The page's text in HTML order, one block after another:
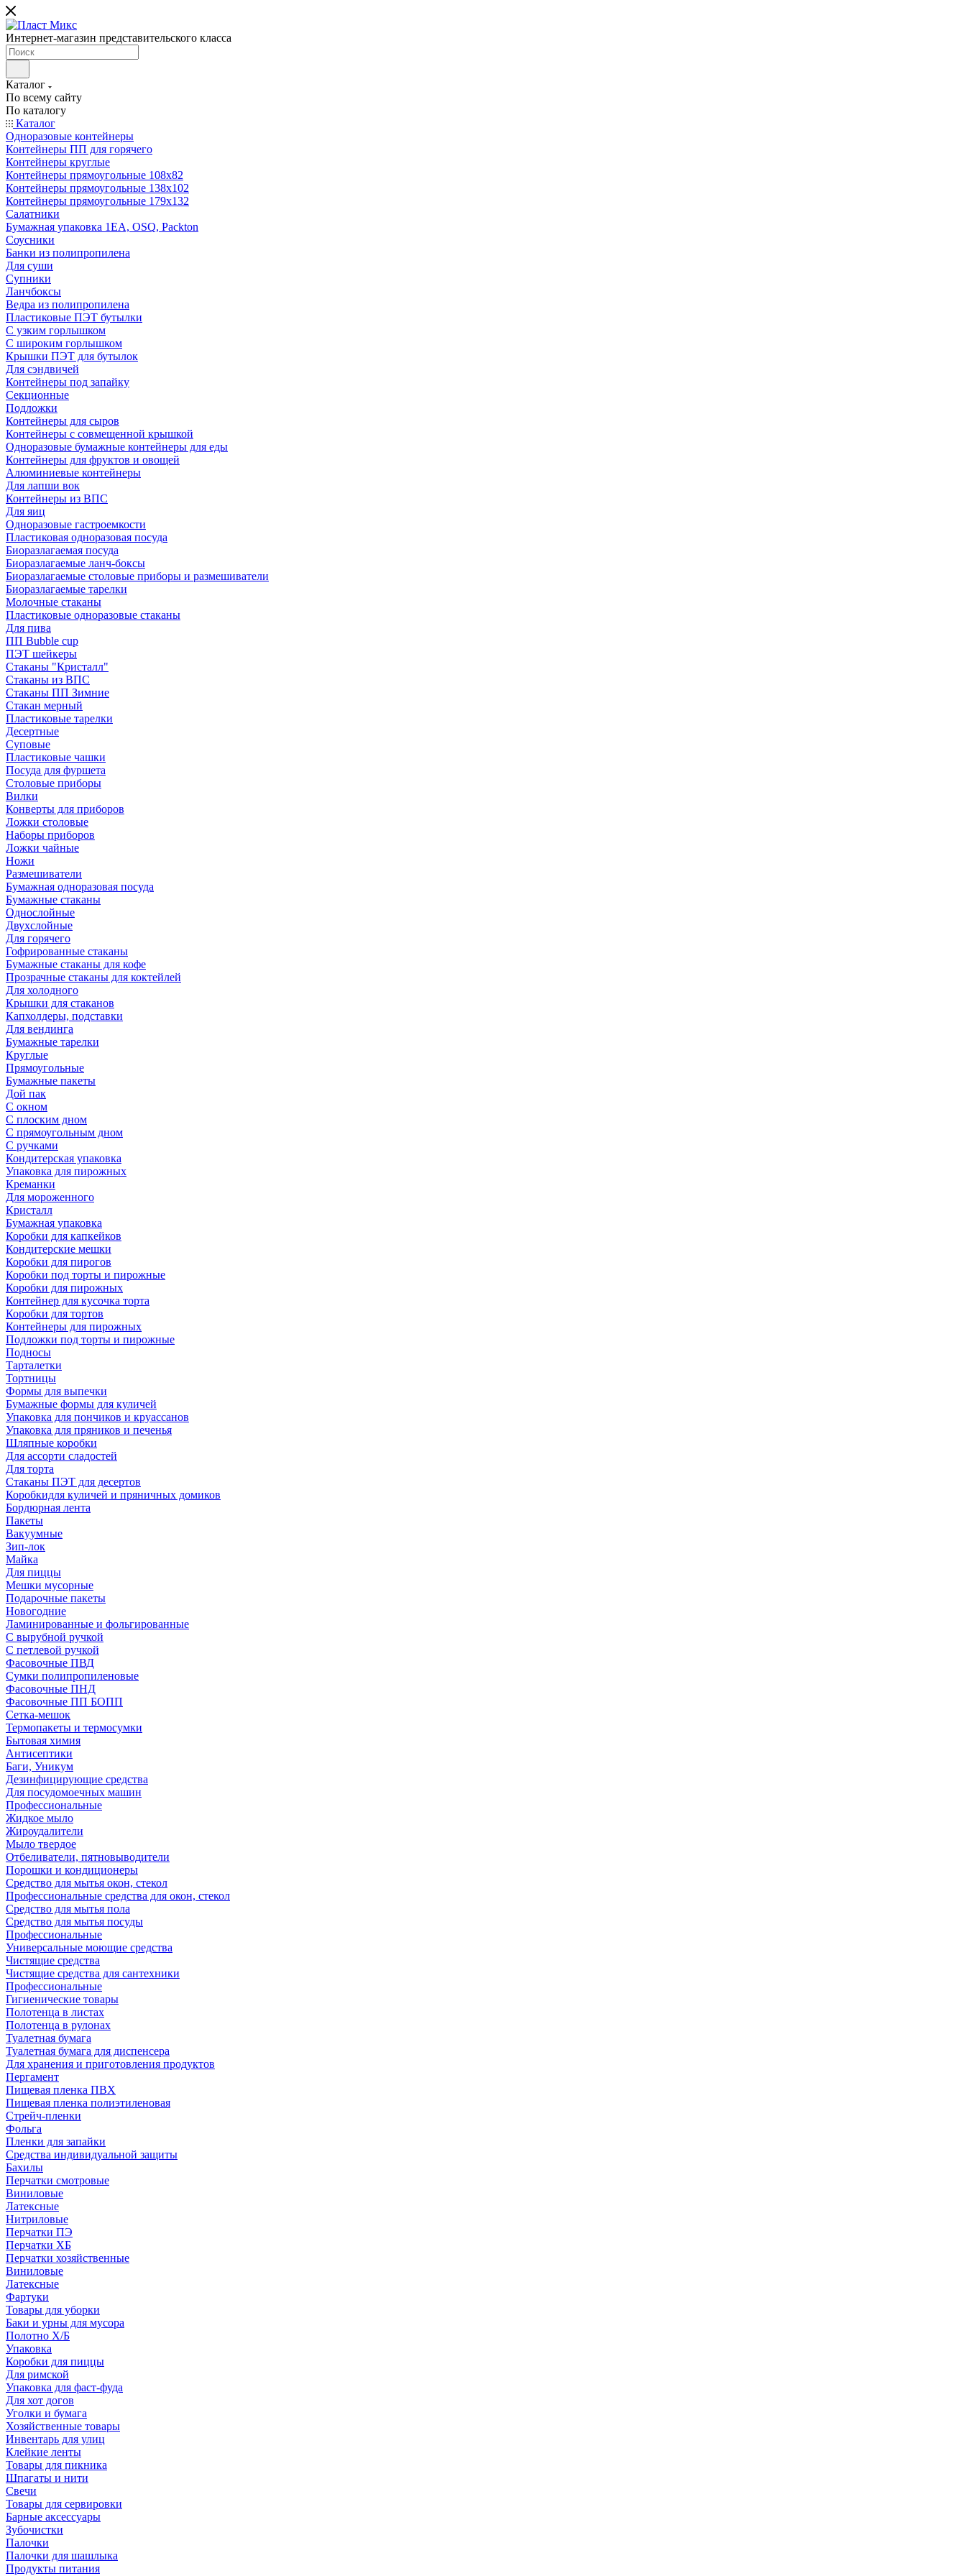
Интернет-магазин представительского класса
Каталог
По всему сайту
По каталогу
Каталог
Одноразовые контейнеры
Контейнеры ПП для горячего
Контейнеры круглые
Контейнеры прямоугольные 108х82
Контейнеры прямоугольные 138х102
Контейнеры прямоугольные 179х132
Салатники
Бумажная упаковка 1ЕА, OSQ, Packton
Соусники
Банки из полипропилена
Для суши
Супники
Ланчбоксы
Ведра из полипропилена
Пластиковые ПЭТ бутылки
С узким горлышком
С широким горлышком
Крышки ПЭТ для бутылок
Для сэндвичей
Контейнеры под запайку
Секционные
Подложки
Контейнеры для сыров
Контейнеры с совмещенной крышкой
Одноразовые бумажные контейнеры для еды
Контейнеры для фруктов и овощей
Алюминиевые контейнеры
Для лапши вок
Контейнеры из ВПС
Для яиц
Одноразовые гастроемкости
Пластиковая одноразовая посуда
Биоразлагаемая посуда
Биоразлагаемые ланч-боксы
Биоразлагаемые столовые приборы и размешиватели
Биоразлагаемые тарелки
Молочные стаканы
Пластиковые одноразовые стаканы
Для пива
ПП Bubble cup
ПЭТ шейкеры
Стаканы "Кристалл"
Стаканы из ВПС
Стаканы ПП Зимние
Стакан мерный
Пластиковые тарелки
Десертные
Суповые
Пластиковые чашки
Посуда для фуршета
Столовые приборы
Вилки
Конверты для приборов
Ложки столовые
Наборы приборов
Ложки чайные
Ножи
Размешиватели
Бумажная одноразовая посуда
Бумажные стаканы
Однослойные
Двухслойные
Для горячего
Гофрированные стаканы
Бумажные стаканы для кофе
Прозрачные стаканы для коктейлей
Для холодного
Крышки для стаканов
Капхолдеры, подставки
Для вендинга
Бумажные тарелки
Круглые
Прямоугольные
Бумажные пакеты
Дой пак
С окном
С плоским дном
С прямоугольным дном
С ручками
Кондитерская упаковка
Упаковка для пирожных
Креманки
Для мороженного
Кристалл
Бумажная упаковка
Коробки для капкейков
Кондитерские мешки
Коробки для пирогов
Коробки под торты и пирожные
Коробки для пирожных
Контейнер для кусочка торта
Коробки для тортов
Контейнеры для пирожных
Подложки под торты и пирожные
Подносы
Тарталетки
Тортницы
Формы для выпечки
Бумажные формы для куличей
Упаковка для пончиков и круассанов
Упаковка для пряников и печенья
Шляпные коробки
Для ассорти сладостей
Для торта
Стаканы ПЭТ для десертов
Коробкидля куличей и пряничных домиков
Бордюрная лента
Пакеты
Вакуумные
Зип-лок
Майка
Для пиццы
Мешки мусорные
Подарочные пакеты
Новогодние
Ламинированные и фольгированные
С вырубной ручкой
С петлевой ручкой
Фасовочные ПВД
Сумки полипропиленовые
Фасовочные ПНД
Фасовочные ПП БОПП
Сетка-мешок
Термопакеты и термосумки
Бытовая химия
Антисептики
Баги, Уникум
Дезинфицирующие средства
Для посудомоечных машин
Профессиональные
Жидкое мыло
Жироудалители
Мыло твердое
Отбеливатели, пятновыводители
Порошки и кондиционеры
Средство для мытья окон, стекол
Профессиональные средства для окон, стекол
Средство для мытья пола
Средство для мытья посуды
Профессиональные
Универсальные моющие средства
Чистящие средства
Чистящие средства для сантехники
Профессиональные
Гигиенические товары
Полотенца в листах
Полотенца в рулонах
Туалетная бумага
Туалетная бумага для диспенсера
Для хранения и приготовления продуктов
Пергамент
Пищевая пленка ПВХ
Пищевая пленка полиэтиленовая
Стрейч-пленки
Фольга
Пленки для запайки
Средства индивидуальной защиты
Бахилы
Перчатки смотровые
Виниловые
Латексные
Нитриловые
Перчатки ПЭ
Перчатки ХБ
Перчатки хозяйственные
Виниловые
Латексные
Фартуки
Товары для уборки
Баки и урны для мусора
Полотно Х/Б
Упаковка
Коробки для пиццы
Для римской
Упаковка для фаст-фуда
Для хот догов
Уголки и бумага
Хозяйственные товары
Инвентарь для улиц
Клейкие ленты
Товары для пикника
Шпагаты и нити
Свечи
Товары для сервировки
Барные аксессуары
Зубочистки
Палочки
Палочки для шашлыка
Продукты питания